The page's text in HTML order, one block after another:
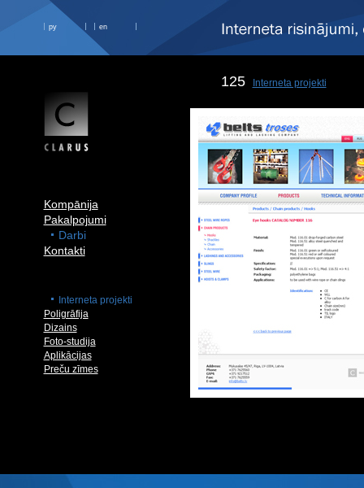
ру en
Kompānija
Pakalpojumi
Darbi
Kontakti
Interneta projekti
Poligrāfija
Dizains
Foto-studija
Aplikācijas
Preču zīmes
125 Interneta projekti